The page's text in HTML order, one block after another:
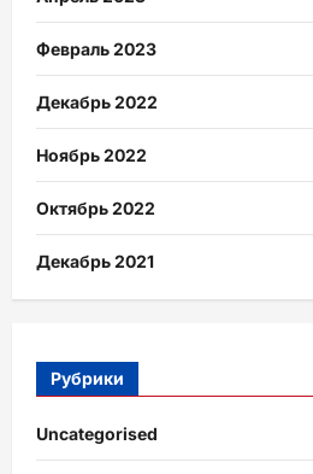
Февраль 2023
Декабрь 2022
Ноябрь 2022
Октябрь 2022
Декабрь 2021
Рубрики
Uncategorised